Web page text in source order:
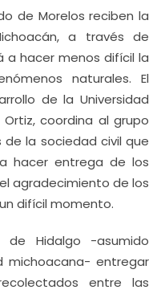
de Morelos reciben la
a través de
a hacer menos difícil la
naturales. El
de la Universidad
coordina al grupo
la sociedad civil que
hacer entrega de los
agradecimiento de los
difícil momento.
Hidalgo -asumido
michoacana- entregar
entre las